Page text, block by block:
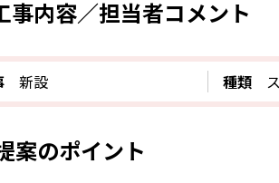
事内容／担当者コメント
新設 種類
案のポイント